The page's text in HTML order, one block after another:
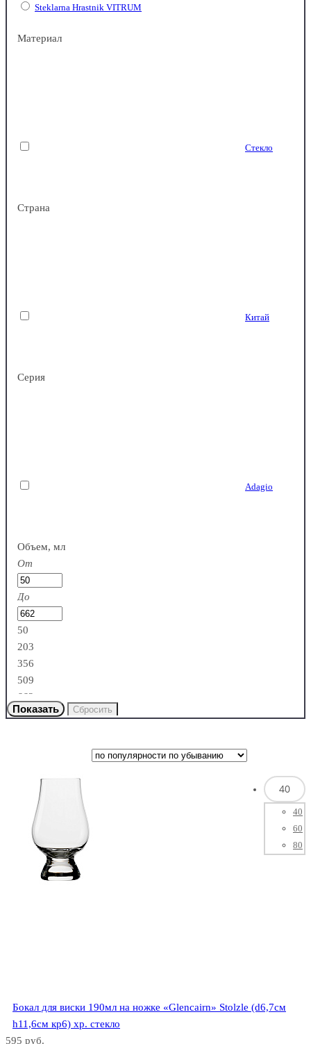
Steklarna Hrastnik VITRUM
Rosenthal
Материал
Стекло
Страна
Китай
Серия
Adagio
Amorphous
Объем, мл
От
До
50
203
356
509
662
40
40
60
80
Бокал для виски 190мл на ножке «Glencairn» Stolzle (d6,7см
h11,6см кр6) хр. стекло
595 руб.